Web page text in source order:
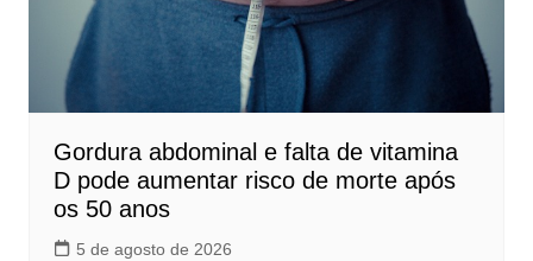
Gordura abdominal e falta de vitamina
D pode aumentar risco de morte após
os 50 anos
5 de agosto de 2026